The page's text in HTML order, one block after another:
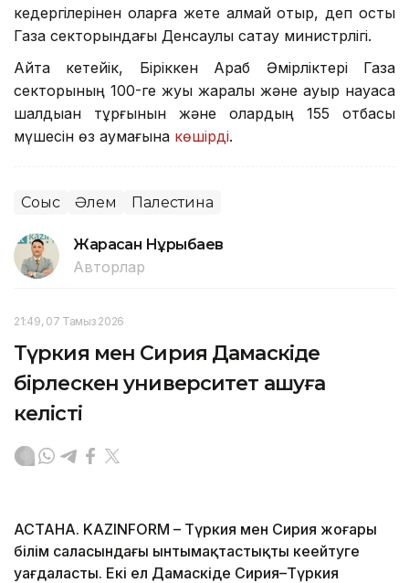
кедергілерінен оларға жете алмай отыр, деп қосты
Газа секторындағы Денсаулық сақтау министрлігі.
Айта кетейік, Біріккен Араб Әмірліктері Газа
секторының 100-ге жуық жаралы және ауыр науқасқа
шалдыққан тұрғынын және олардың 155 отбасы
мүшесін өз аумағына көшірді.
Соғыс Әлем Палестина
Жарасқан Нұрыбаев
Авторлар
21:49, 07 Тамыз 2026
Түркия мен Сирия Дамаскіде
бірлескен университет ашуға
келісті
АСТАНА. KAZINFORM – Түркия мен Сирия жоғары
білім саласындағы ынтымақтастықты кеңейтуге
уағдаласты. Екі ел Дамаскіде Сирия–Түркия